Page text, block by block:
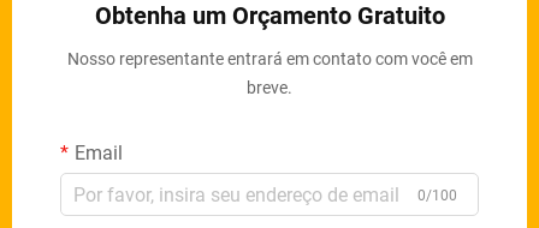
Obtenha um Orçamento Gratuito
Nosso representante entrará em contato com você em
breve.
Email
0/100